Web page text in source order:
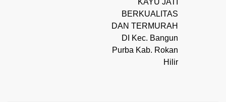
BERKUALITAS
DAN TERMURAH
DI Kec. Bangun
Purba Kab. Rokan
Hilir